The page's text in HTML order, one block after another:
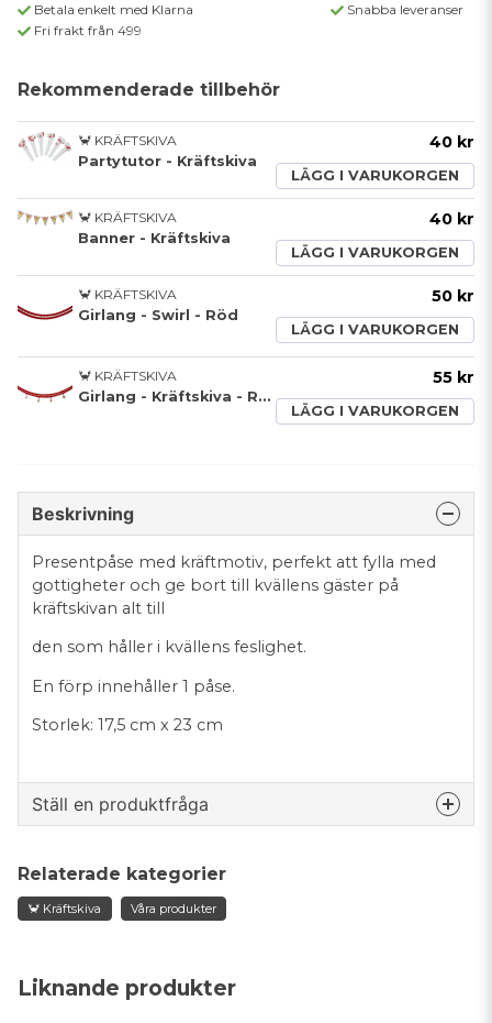
Betala enkelt med Klarna
Snabba leveranser
Fri frakt från 499
Rekommenderade tillbehör
🦀 KRÄFTSKIVA
Partytutor - Kräftskiva
40 kr
LÄGG I VARUKORGEN
🦀 KRÄFTSKIVA
Banner - Kräftskiva
40 kr
LÄGG I VARUKORGEN
🦀 KRÄFTSKIVA
Girlang - Swirl - Röd
50 kr
LÄGG I VARUKORGEN
🦀 KRÄFTSKIVA
Girlang - Kräftskiva - Röd
55 kr
LÄGG I VARUKORGEN
Liknande produkter
Beskrivning
Presentpåse med kräftmotiv, perfekt att fylla med
gottigheter och ge bort till kvällens gäster på
kräftskivan alt till
den som håller i kvällens feslighet.
En förp innehåller 1 påse.
Storlek: 17,5 cm x 23 cm
Ställ en produktfråga
Fråga oss något om denna produkten...
Relaterade kategorier
🦀 Kräftskiva Våra produkter